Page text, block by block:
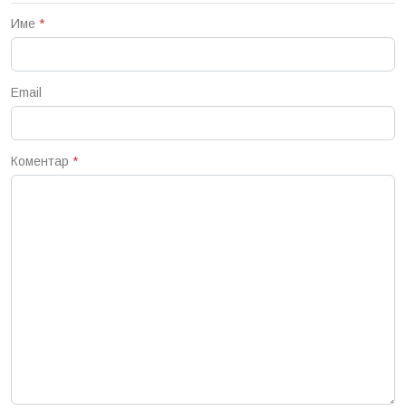
Име *
Email
Коментар *